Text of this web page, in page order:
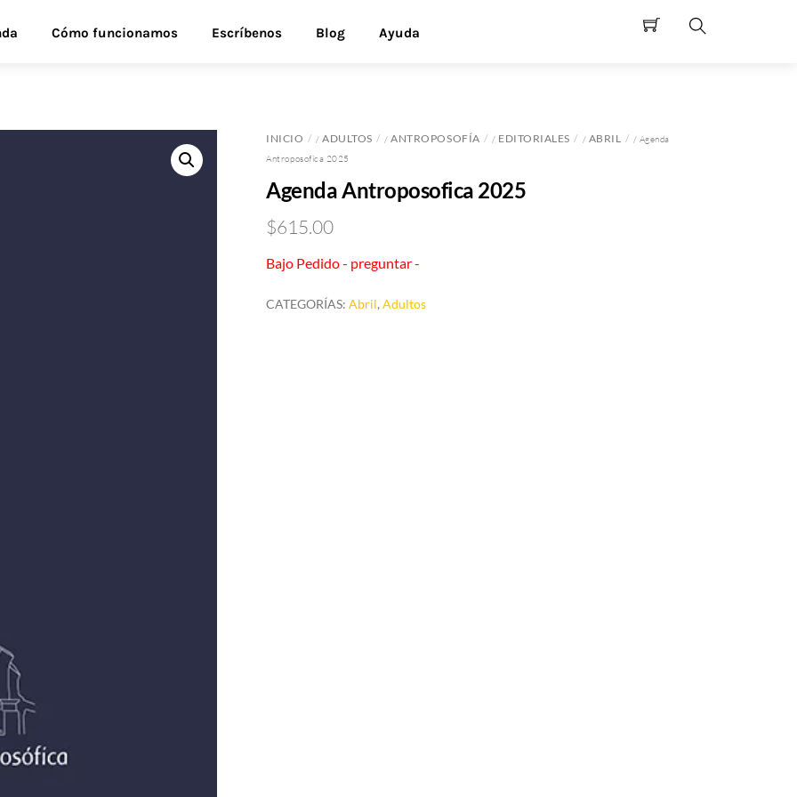
Cómo funcionamos Escríbenos Blog Ayuda
INICIO /ADULTOS /ANTROPOSOFÍA / EDITORIALES / ABRIL
/ Agenda
Antroposofica 2025
Agenda Antroposofica 2025
$615.00
Bajo Pedido - preguntar -
CATEGORÍAS:Abril,Adultos